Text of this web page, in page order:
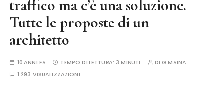
traffico ma c’è una soluzione.
Tutte le proposte di un
architetto
10 ANNI FA TEMPO DI LETTURA: 3 MINUTI DIG.MAINA
1.293 VISUALIZZAZIONI